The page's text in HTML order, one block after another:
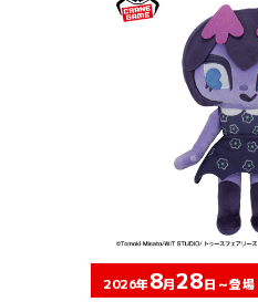
2026年8月28日～登場